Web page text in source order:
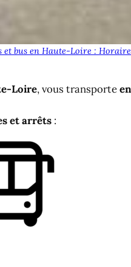
et bus en Haute-Loire :
Loire, vous transporte
et arrêts :